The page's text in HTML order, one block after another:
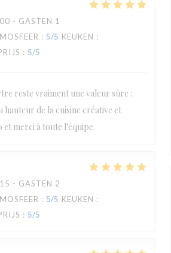
- GASTEN 1
: 5/5 KEUKEN :
: 5/5
reste vraiment une valeur sûre :
hauteur de la cuisine créative et
et merci à toute l'équipe.
- GASTEN 2
: 5/5 KEUKEN :
: 5/5